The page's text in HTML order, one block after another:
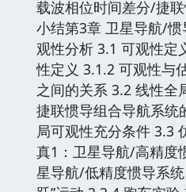
载波相位时间差分/捷
小结第3章 卫星导航/
观性分析 3.1 可观性定
性定义 3.1.2 可观性与
之间的关系 3.2 线性
捷联惯导组合导航系统
局可观性充分条件 3.3
真1：卫星导航/高精度
星导航/低精度惯导系